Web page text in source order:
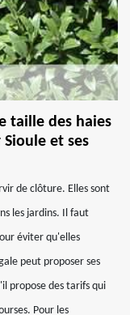
taille des haies
et ses
de clôture. Elles sont
les jardins. Il faut
éviter qu'elles
peut proposer ses
propose des tarifs qui
Pour les